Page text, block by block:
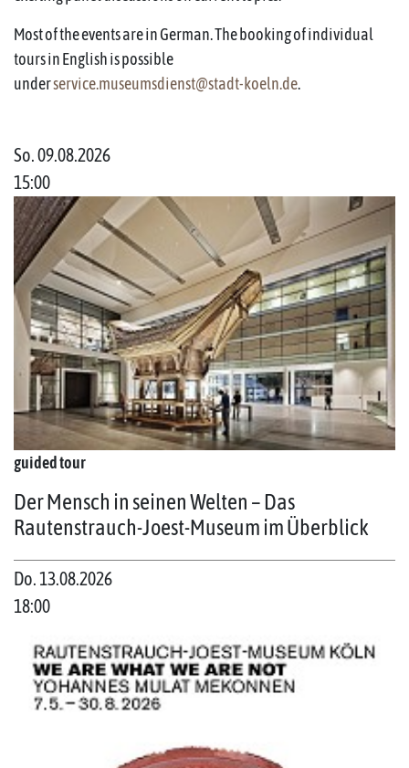
Most of the events are in German. The booking of individual
tours in English is possible
underservice.museumsdienst@stadt-koeln.de.
So. 09.08.2026
15:00
guided tour
Der Mensch in seinen Welten – Das
Rautenstrauch-Joest-Museum im Überblick
Do. 13.08.2026
18:00